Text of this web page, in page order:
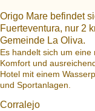
Origo Mare befindet
Fuerteventura, nur 2
Gemeinde La Oliva.
Es handelt sich um
Komfort und
Hotel mit einem
und Sportanlagen.
Corralejo